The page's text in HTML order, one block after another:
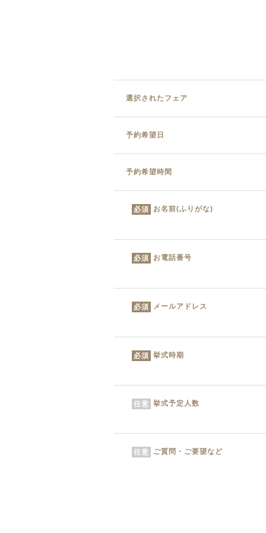
選択されたフェア
予約希望日
予約希望時間
必須 お名前(ふりがな)
必須 お電話番号
必須 メールアドレス
必須 挙式時期
任意 挙式予定人数
任意 ご質問・ご要望など